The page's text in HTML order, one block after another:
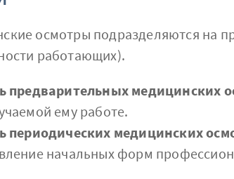
осмотры подразделяются на
работающих).
предварительных медицинских
ему работе.
периодических медицинских
начальных форм